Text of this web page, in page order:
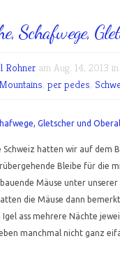
Schafwege,
Rohner am Aug. 14, 2013 in
Mountains, per pedes,
Schweiz hatten wir auf dem
Bleibe für die
Mäuse unter
die Mäuse dann
ass mehrere Nächte
manchmal nicht ganz